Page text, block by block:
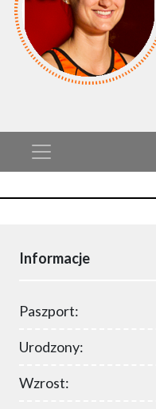
Informacje
Paszport:
Urodzony:
Wzrost: